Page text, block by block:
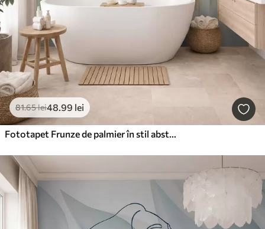
81.65lei48.99 lei
Fototapet Frunze de palmier în stil abstract, imitație de pictură